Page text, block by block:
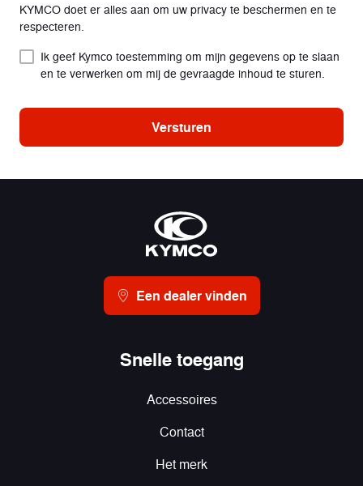
KYMCO doet er alles aan om uw privacy te beschermen en te
respecteren.
Ik geef Kymco toestemming om mijn gegevens op te slaan
en te verwerken om mij de gevraagde inhoud te sturen.
Versturen
Een dealer vinden
Snelle toegang
Accessoires
Contact
Het merk